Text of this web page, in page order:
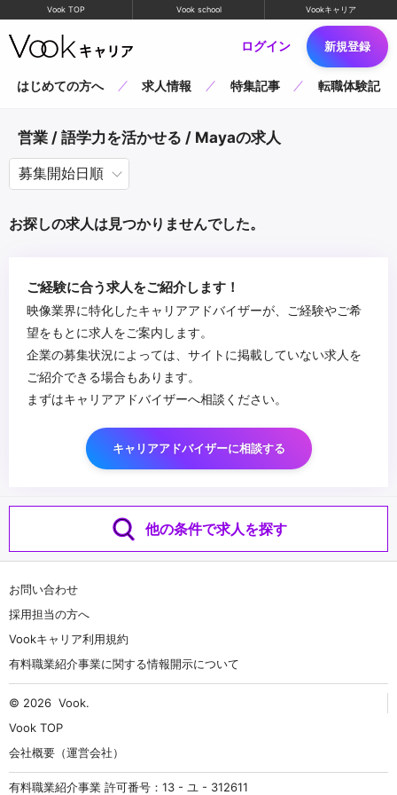
Vook TOP Vook school Vookキャリア
ログイン 新規登録
はじめての方へ 求人情報 特集記事 転職体験記
営業 / 語学力を活かせる / Mayaの求人
お探しの求人は見つかりませんでした。
ご経験に合う求人をご紹介します！
映像業界に特化したキャリアアドバイザーが、ご経験やご希
望をもとに求人をご案内します。
企業の募集状況によっては、サイトに掲載していない求人を
ご紹介できる場合もあります。
まずはキャリアアドバイザーへ相談ください。
キャリアアドバイザーに相談する
他の条件で求人を探す
お問い合わせ
採用担当の方へ
Vookキャリア利用規約
有料職業紹介事業に関する情報開示について
© 2026 Vook.
Vook TOP
会社概要（運営会社）
有料職業紹介事業 許可番号：13 - ユ - 312611